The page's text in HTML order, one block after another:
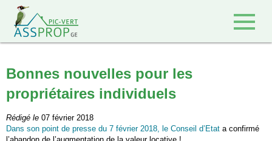
Bonnes nouvelles pour les
propriétaires individuels
Rédigé le 07 février 2018
Dans son point de presse du 7 février 2018, le Conseil d’Etat a confirmé